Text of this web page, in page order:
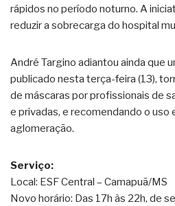
rápidos no período noturno. A
reduzir a sobrecarga do hospital
André Targino adiantou ainda que
publicado nesta terça-feira (13),
de máscaras por profissionais de
e privadas, e recomendando o uso
aglomeração.
Serviço:
Local: ESF Central – Camapuã/MS
Novo horário: Das 17h às 22h, de